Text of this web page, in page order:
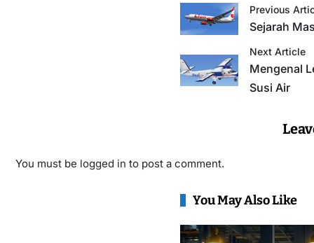
Previous
Sejarah
Next Article
Mengenal
Susi Air
You must be logged in to post a comment.
You May Also Like